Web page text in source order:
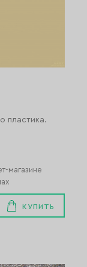
пластика.
магазине
КУПИТЬ